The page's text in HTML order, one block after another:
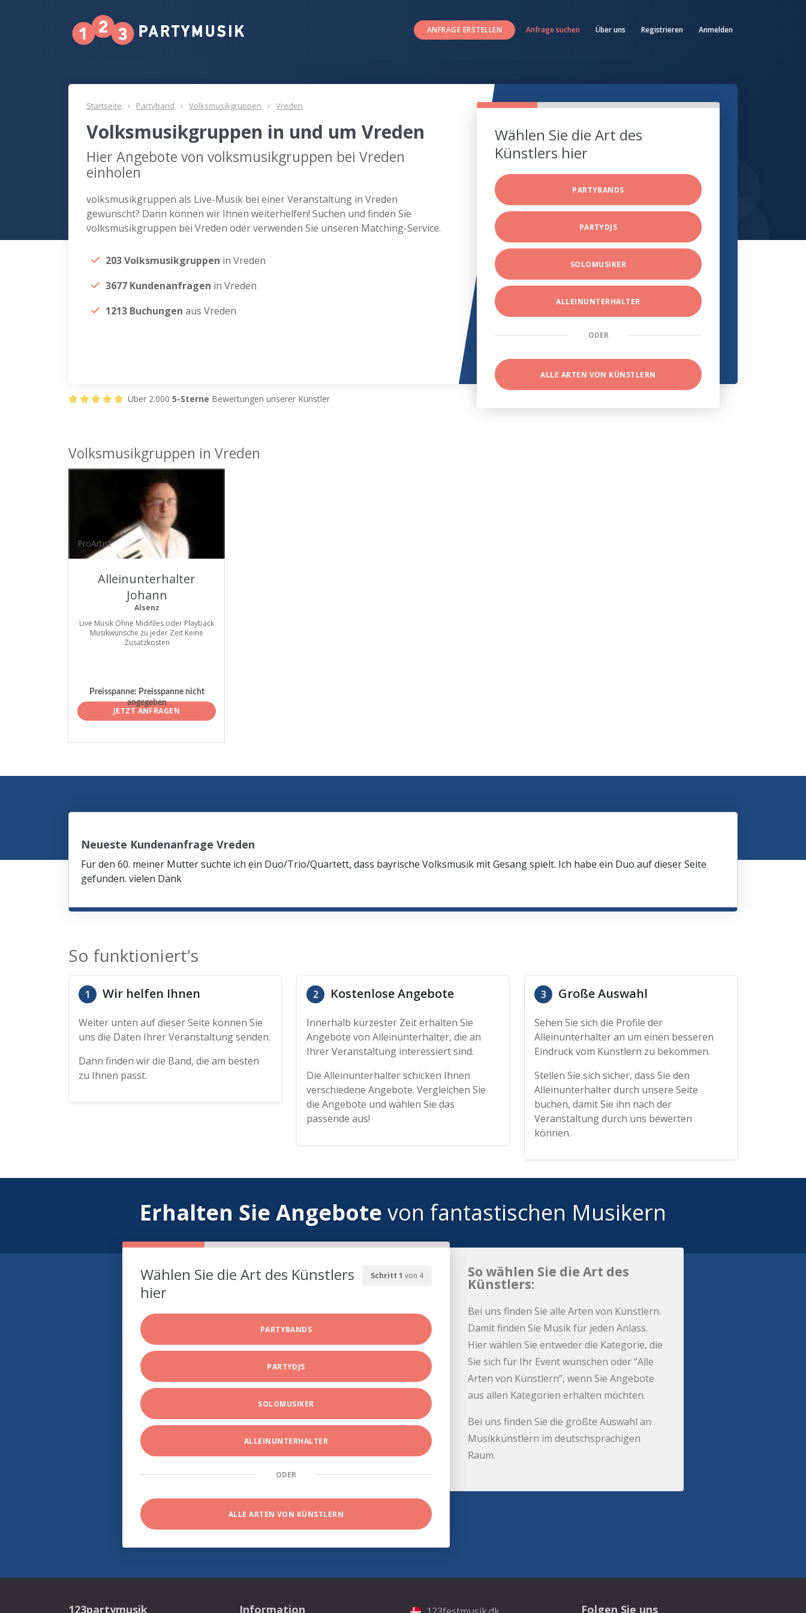
ANFRAGE ERSTELLEN Anfrage suchen Über uns Registrieren Anmelden
Startseite Partyband Volksmusikgruppen Vreden
Volksmusikgruppen in und um Vreden
Hier Angebote von volksmusikgruppen bei Vreden
einholen
volksmusikgruppen als Live-Musik bei einer Veranstaltung in Vreden
gewünscht? Dann können wir Ihnen weiterhelfen! Suchen und finden Sie
volksmusikgruppen bei Vreden oder verwenden Sie unseren Matching-Service.
203 Volksmusikgruppen in Vreden
3677 Kundenanfragen in Vreden
1213 Buchungen aus Vreden
Wählen Sie die Art des
Künstlers hier
PARTYBANDS
PARTYDJS
SOLOMUSIKER
ALLEINUNTERHALTER
ODER
ALLE ARTEN VON KÜNSTLERN
Über 2.000 5-Sterne Bewertungen unserer Künstler
Volksmusikgruppen in Vreden
ProArtist
Alleinunterhalter
Johann
Alsenz
Live Musik Ohne Midifiles oder Playback
Musikwünsche zu jeder Zeit Keine
Zusatzkosten
Preisspanne: Preisspanne nicht
angegeben
JETZT ANFRAGEN
Neueste Kundenanfrage Vreden
Für den 60. meiner Mutter suchte ich ein Duo/Trio/Quartett, dass bayrische Volksmusik mit Gesang spielt. Ich habe ein Duo auf dieser Seite
gefunden. vielen Dank
So funktioniert's
1 Wir helfen Ihnen
Weiter unten auf dieser Seite können Sie
uns die Daten Ihrer Veranstaltung senden.
Dann finden wir die Band, die am besten
zu Ihnen passt.
2 Kostenlose Angebote
Innerhalb kürzester Zeit erhalten Sie
Angebote von Alleinunterhalter, die an
Ihrer Veranstaltung interessiert sind.
Die Alleinunterhalter schicken Ihnen
verschiedene Angebote. Vergleichen Sie
die Angebote und wählen Sie das
passende aus!
3 Große Auswahl
Sehen Sie sich die Profile der
Alleinunterhalter an um einen besseren
Eindruck vom Künstlern zu bekommen.
Stellen Sie sich sicher, dass Sie den
Alleinunterhalter durch unsere Seite
buchen, damit Sie ihn nach der
Veranstaltung durch uns bewerten
können.
Erhalten Sie Angebote von fantastischen Musikern
Schritt 1 von 4
Wählen Sie die Art des Künstlers
hier
PARTYBANDS
PARTYDJS
SOLOMUSIKER
ALLEINUNTERHALTER
ODER
ALLE ARTEN VON KÜNSTLERN
So wählen Sie die Art des
Künstlers:
Bei uns finden Sie alle Arten von Künstlern.
Damit finden Sie Musik für jeden Anlass.
Hier wählen Sie entweder die Kategorie, die
Sie sich für Ihr Event wünschen oder “Alle
Arten von Künstlern”, wenn Sie Angebote
aus allen Kategorien erhalten möchten.
Bei uns finden Sie die größte Auswahl an
Musikkünstlern im deutschsprachigen
Raum.
123partymusik Information Folgen Sie uns